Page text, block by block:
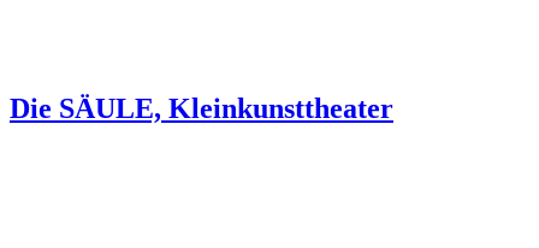
Die SÄULE, Kleinkunsttheater